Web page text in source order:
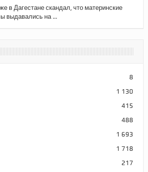
в Дагестане скандал, что материнские
выдавались на ...
8
1 130
415
488
1 693
1 718
217